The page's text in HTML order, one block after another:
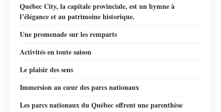
Québec City, la capitale provinciale, est un hymne à
l’élégance et au patrimoine historique.
Une promenade sur les remparts
Activités en toute saison
Le plaisir des sens
Immersion au cœur des parcs nationaux
Les parcs nationaux du Québec offrent une parenthèse